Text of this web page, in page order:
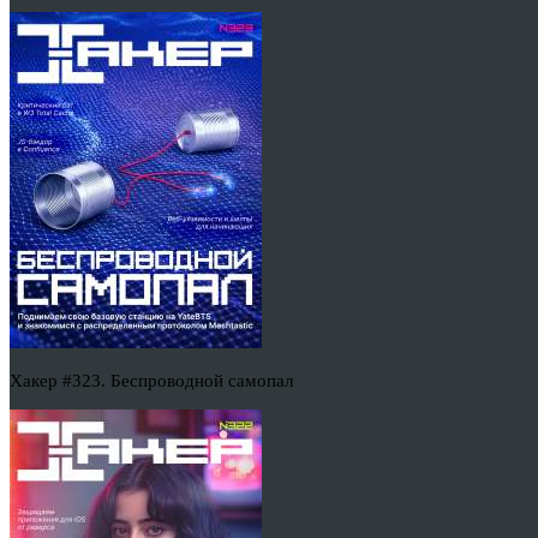
Хакер #323. Беспроводной самопал